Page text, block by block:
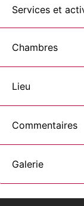
Services et
Chambres
Lieu
Commentaires
Galerie